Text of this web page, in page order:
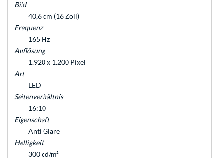
Bild
40,6 cm (16 Zoll)
Frequenz
165 Hz
Auflösung
1.920 x 1.200 Pixel
Art
LED
Seitenverhältnis
16:10
Eigenschaft
Anti Glare
Helligkeit
300 cd/m²